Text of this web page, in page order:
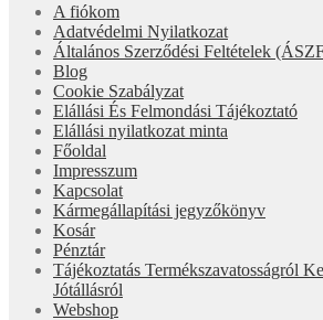
A fiókom
Adatvédelmi Nyilatkozat
Általános Szerződési Feltételek
Blog
Cookie Szabályzat
Elállási És Felmondási Tájékoztató
Elállási nyilatkozat minta
Főoldal
Impresszum
Kapcsolat
Kármegállapítási jegyzőkönyv
Kosár
Pénztár
Tájékoztatás Termékszavatosságról
Jótállásról
Webshop